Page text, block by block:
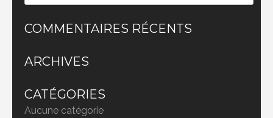
COMMENTAIRES RÉCENTS
ARCHIVES
CATÉGORIES
Aucune catégorie